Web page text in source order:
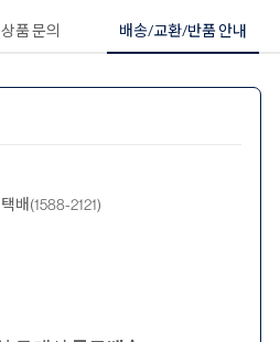
상품 문의 배송/교환/반품 안내
배(1588-2121)